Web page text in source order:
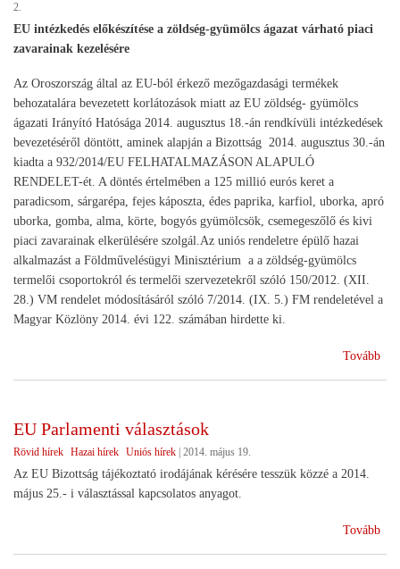
2.
EU intézkedés előkészítése a zöldség-gyümölcs ágazat várható piaci
zavarainak kezelésére
Az Oroszország által az EU-ból érkező mezőgazdasági termékek
behozatalára bevezetett korlátozások miatt az EU zöldség- gyümölcs
ágazati Irányító Hatósága 2014. augusztus 18.-án rendkívüli intézkedések
bevezetéséről döntött, aminek alapján a Bizottság 2014. augusztus 30.-án
kiadta a 932/2014/EU FELHATALMAZÁSON ALAPULÓ
RENDELET-ét. A döntés értelmében a 125 millió eurós keret a
paradicsom, sárgarépa, fejes káposzta, édes paprika, karfiol, uborka, apró
uborka, gomba, alma, körte, bogyós gyümölcsök, csemegeszőlő és kivi
piaci zavarainak elkerülésére szolgál.Az uniós rendeletre épülő hazai
alkalmazást a Földművelésügyi Minisztérium a a zöldség-gyümölcs
termelői csoportokról és termelői szervezetekről szóló 150/2012. (XII.
28.) VM rendelet módosításáról szóló 7/2014. (IX. 5.) FM rendeletével a
Magyar Közlöny 2014. évi 122. számában hirdette ki.
Tovább
EU Parlamenti választások
Rövid hírek Hazai hírek Uniós hírek | 2014. május 19.
Az EU Bizottság tájékoztató irodájának kérésére tesszük közzé a 2014.
május 25.- i választással kapcsolatos anyagot.
Tovább